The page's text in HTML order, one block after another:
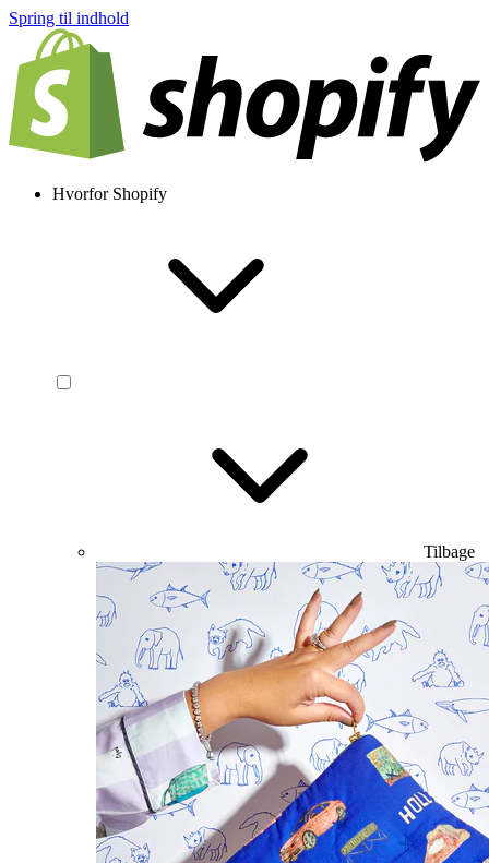
Spring til indhold
Hvorfor Shopify
Tilbage